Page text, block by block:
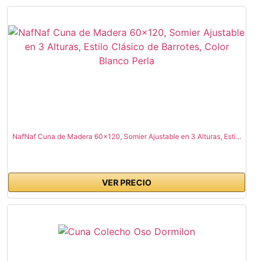
NafNaf Cuna de Madera 60x120, Somier Ajustable en 3 Alturas, Esti...
VER PRECIO